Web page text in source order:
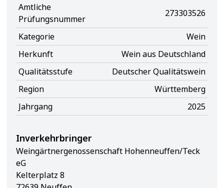
Amtliche
Prüfungsnummer
273303526
Kategorie
Wein
Herkunft
Wein aus Deutschland
Qualitätsstufe
Deutscher Qualitätswein
Region
Württemberg
Jahrgang
2025
Inverkehrbringer
Weingärtnergenossenschaft Hohenneuffen/Teck
eG
Kelterplatz 8